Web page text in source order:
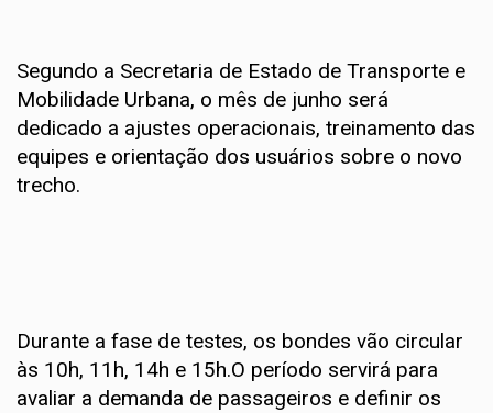
Segundo a Secretaria de Estado de Transporte e
Mobilidade Urbana, o mês de junho será
dedicado a ajustes operacionais, treinamento das
equipes e orientação dos usuários sobre o novo
trecho.
Durante a fase de testes, os bondes vão circular
às 10h, 11h, 14h e 15h.O período servirá para
avaliar a demanda de passageiros e definir os